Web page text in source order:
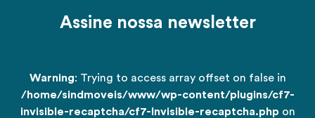
Assine nossa newsletter
Warning: Trying to access array offset on false in
/home/sindmoveis/www/wp-content/plugins/cf7-
invisible-recaptcha/cf7-Invisible-recaptcha.php on